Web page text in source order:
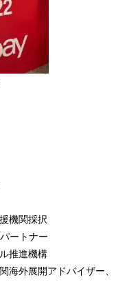
機関採択
ートナー
推進機構
海外展開アドバイザー、